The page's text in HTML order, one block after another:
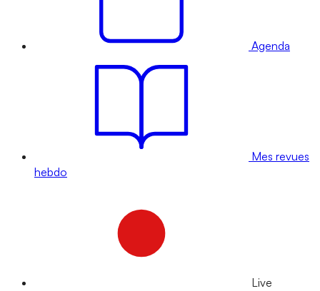
Agenda
Mes revues
hebdo
Live